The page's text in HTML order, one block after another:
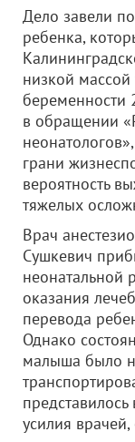
Дело завели
ребенка,
низкой
беременности
в обращении
грани
вероятность
тяжелых
Врач
Сушкевич
неонатальной
оказания
перевода
Однако
малыша было
усилия